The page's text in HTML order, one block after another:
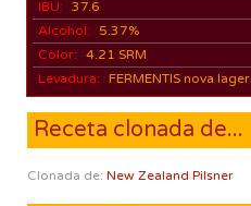
IBU: 37.6
Alcohol:
5.37%
Color: 4.21 SRM
Levadura: FERMENTIS nova lager
Receta clonada de...
Clonada de: New Zealand Pilsner